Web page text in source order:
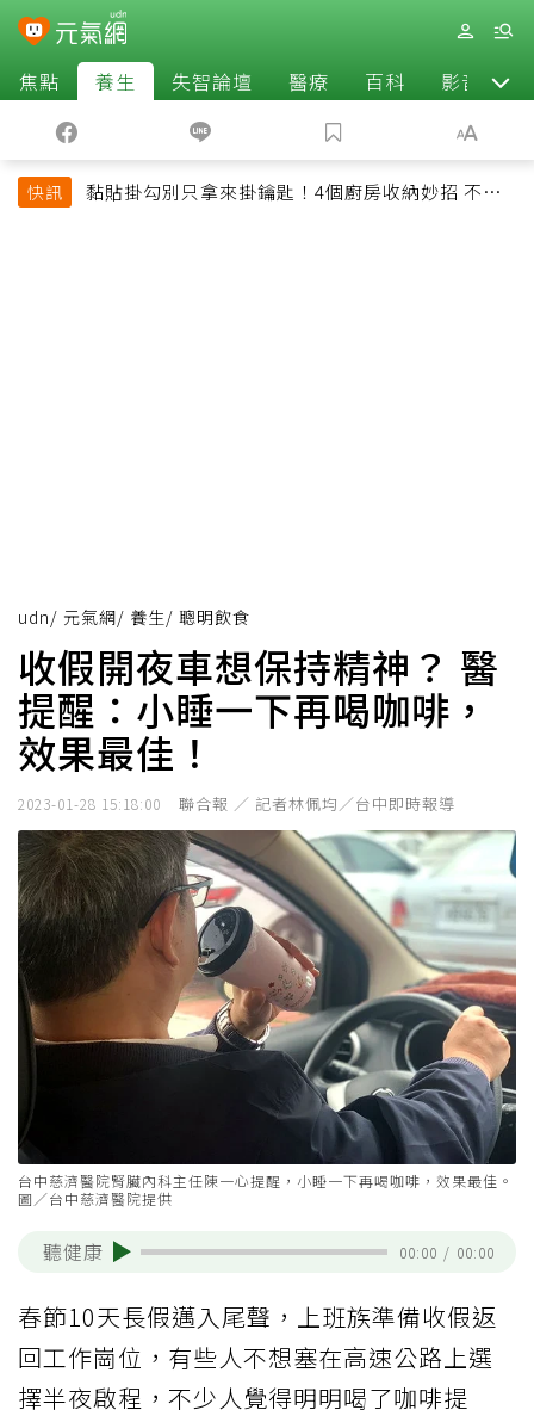
焦點 養生 失智論壇 醫療 百科 影音
快訊
黏貼掛勾別只拿來掛鑰匙！4個廚房收納妙招 不用
udn/ 元氣網/ 養生/ 聰明飲食
收假開夜車想保持精神？ 醫
提醒：小睡一下再喝咖啡，
效果最佳！
2023-01-28 15:18:00 聯合報 ／ 記者林佩均／台中即時報導
台中慈濟醫院腎臟內科主任陳一心提醒，小睡一下再喝咖啡，效果最佳。
圖／台中慈濟醫院提供
聽健康 00:00 / 00:00
春節10天長假邁入尾聲，上班族準備收假返
回工作崗位，有些人不想塞在高速公路上選
擇半夜啟程，不少人覺得明明喝了咖啡提